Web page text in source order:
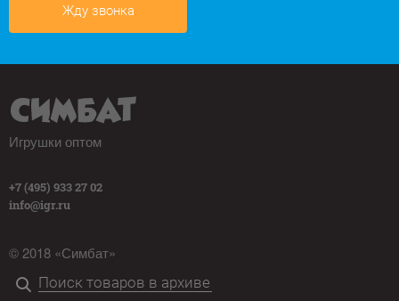
Жду звонка
Игрушки оптом
+7 (495) 933 27 02
info@igr.ru
© 2018 «Симбат»